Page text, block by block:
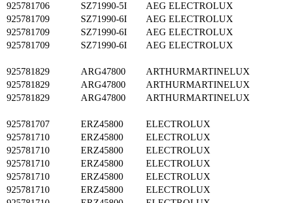
925781706
SZ71990-5I
AEG ELECTROLUX
925781709
SZ71990-6I
AEG ELECTROLUX
925781709
SZ71990-6I
AEG ELECTROLUX
925781709
SZ71990-6I AEG ELECTROLUX
925781829 ARG47800
ARTHURMARTINELUX
925781829
ARG47800
ARTHURMARTINELUX
925781829
ARG47800 ARTHURMARTINELUX
925781707 ERZ45800
ELECTROLUX
925781710
ERZ45800
ELECTROLUX
925781710
ERZ45800
ELECTROLUX
925781710
ERZ45800
ELECTROLUX
925781710
ERZ45800
ELECTROLUX
925781710
ERZ45800
ELECTROLUX